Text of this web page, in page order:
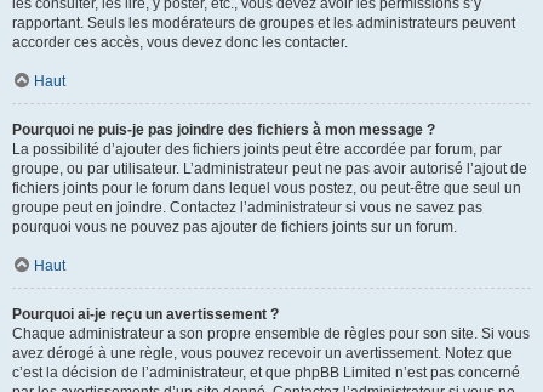
les consulter, les lire, y poster, etc., vous devez avoir les permissions s’y
rapportant. Seuls les modérateurs de groupes et les administrateurs peuvent
accorder ces accès, vous devez donc les contacter.
Haut
Pourquoi ne puis-je pas joindre des fichiers à mon message ?
La possibilité d’ajouter des fichiers joints peut être accordée par forum, par
groupe, ou par utilisateur. L’administrateur peut ne pas avoir autorisé l’ajout de
fichiers joints pour le forum dans lequel vous postez, ou peut-être que seul un
groupe peut en joindre. Contactez l’administrateur si vous ne savez pas
pourquoi vous ne pouvez pas ajouter de fichiers joints sur un forum.
Haut
Pourquoi ai-je reçu un avertissement ?
Chaque administrateur a son propre ensemble de règles pour son site. Si vous
avez dérogé à une règle, vous pouvez recevoir un avertissement. Notez que
c’est la décision de l’administrateur, et que phpBB Limited n’est pas concerné